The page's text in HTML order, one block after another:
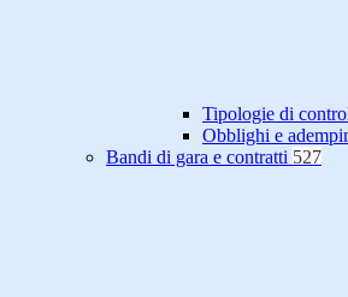
Tipologie di
Obblighi e
Bandi di gara e contratti 527